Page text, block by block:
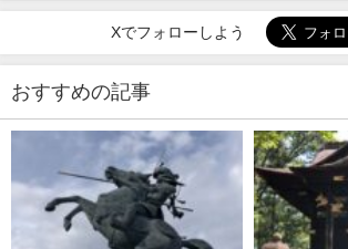
Xでフォローしよう
おすすめの記事